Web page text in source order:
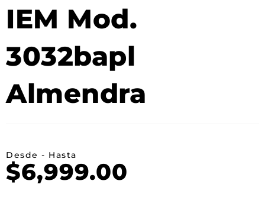
IEM Mod.
3032bapl
Almendra
Desde - Hasta
$6,999.00